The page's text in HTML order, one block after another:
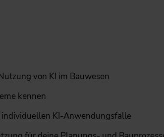
von KI im Bauwesen
kennen
KI-Anwendungsfälle